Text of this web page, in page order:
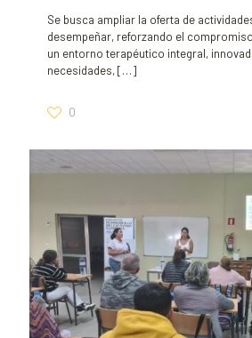
Se busca ampliar la oferta de
desempeñar, reforzando el
un entorno terapéutico integral,
necesidades,[…]
0